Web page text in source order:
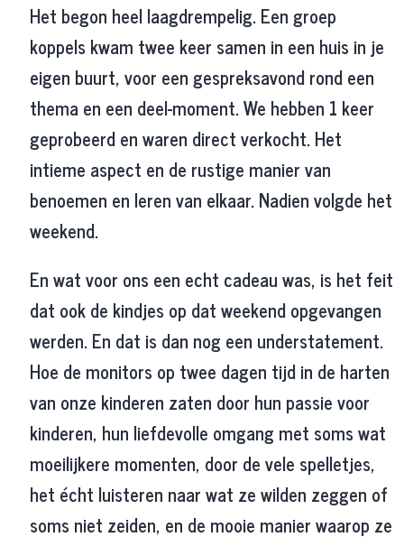
Het begon heel laagdrempelig. Een groep
koppels kwam twee keer samen in een huis in je
eigen buurt, voor een gespreksavond rond een
thema en een deel-moment. We hebben 1 keer
geprobeerd en waren direct verkocht. Het
intieme aspect en de rustige manier van
benoemen en leren van elkaar. Nadien volgde het
weekend.
En wat voor ons een echt cadeau was, is het feit
dat ook de kindjes op dat weekend opgevangen
werden. En dat is dan nog een understatement.
Hoe de monitors op twee dagen tijd in de harten
van onze kinderen zaten door hun passie voor
kinderen, hun liefdevolle omgang met soms wat
moeilijkere momenten, door de vele spelletjes,
het écht luisteren naar wat ze wilden zeggen of
soms niet zeiden, en de mooie manier waarop ze